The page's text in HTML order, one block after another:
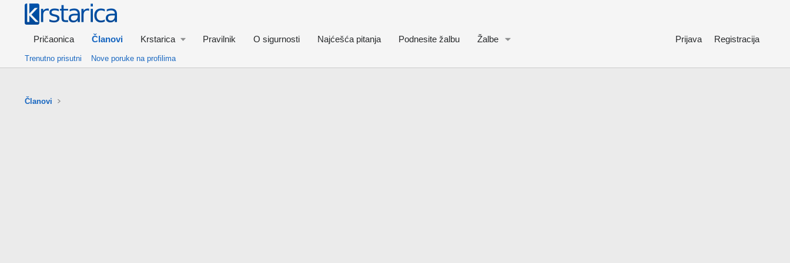
Pričaonica Članovi Krstarica Pravilnik O sigurnosti Najćešća pitanja Podnesite žalbu Žalbe Prijava Registracija
Trenutno prisutni Nove poruke na profilima
Članovi